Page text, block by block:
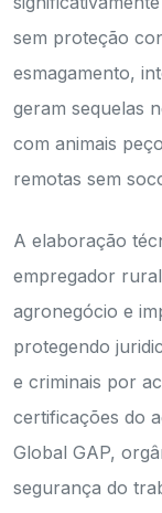
sem proteção
esmagamento,
geram sequelas
com animais
remotas sem
A elaboração
empregador
agronegócio e
protegendo
e criminais por
certificações do
Global GAP,
segurança do